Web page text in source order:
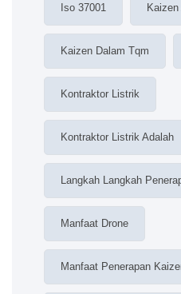
Iso 37001 Kaizen
Kaizen Dalam Tqm
Kontraktor Listrik
Kontraktor Listrik Adalah
Langkah Langkah
Manfaat Drone
Manfaat Penerapan